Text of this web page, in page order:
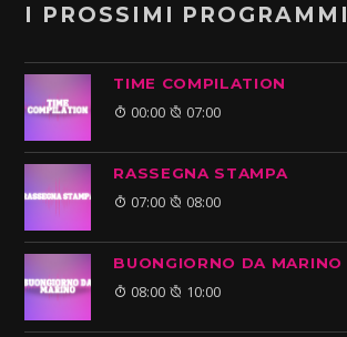
I PROSSIMI PROGRAMMI
TIME COMPILATION
00:00 07:00
RASSEGNA STAMPA
07:00 08:00
BUONGIORNO DA MARINO
08:00 10:00